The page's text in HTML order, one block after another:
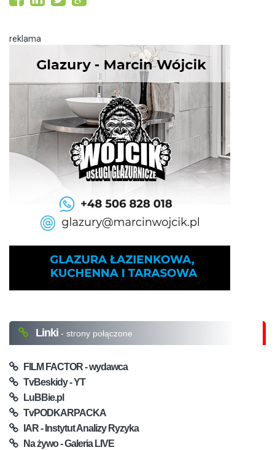
reklama
Linki - strony połączone
FILM FACTOR - wydawca
TvBeskidy - YT
LuBBie.pl
TvPODKARPACKA
IAR - Instytut Analizy Ryzyka
Na żywo - Galeria LIVE